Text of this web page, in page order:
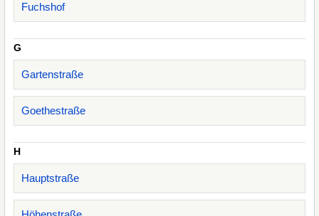
Fuchshof
G
Gartenstraße
Goethestraße
H
Hauptstraße